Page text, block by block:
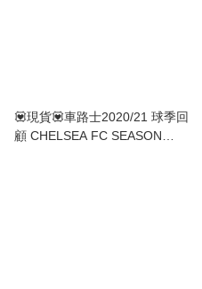
💟現貨💟車路士2020/21 球季回
顧 CHELSEA FC SEASON